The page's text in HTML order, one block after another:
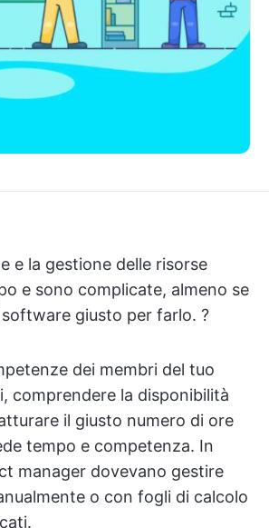
e la gestione delle risorse
e sono complicate, almeno se
giusto per farlo. ?
dei membri del tuo
comprendere la disponibilità
il giusto numero di ore
tempo e competenza. In
manager dovevano gestire
o con fogli di calcolo